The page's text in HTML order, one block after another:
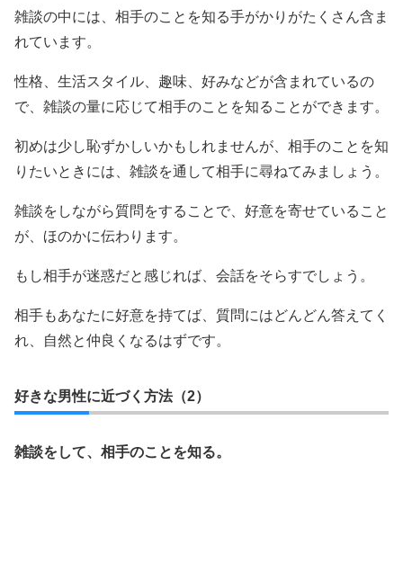
雑談の中には、相手のことを知る手がかりがたくさん含ま
れています。
性格、生活スタイル、趣味、好みなどが含まれているの
で、雑談の量に応じて相手のことを知ることができます。
初めは少し恥ずかしいかもしれませんが、相手のことを知
りたいときには、雑談を通して相手に尋ねてみましょう。
雑談をしながら質問をすることで、好意を寄せていること
が、ほのかに伝わります。
もし相手が迷惑だと感じれば、会話をそらすでしょう。
相手もあなたに好意を持てば、質問にはどんどん答えてく
れ、自然と仲良くなるはずです。
好きな男性に近づく方法（2）
雑談をして、相手のことを知る。